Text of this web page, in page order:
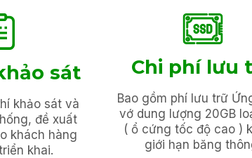
sát
khảo sát và
đề xuất
khách hàng
khai.
Chi phí lưu
Bao gồm phí lưu trữ
vớ dung lượng 20GB
( ổ cứng tốc độ cao )
giới hạn băng